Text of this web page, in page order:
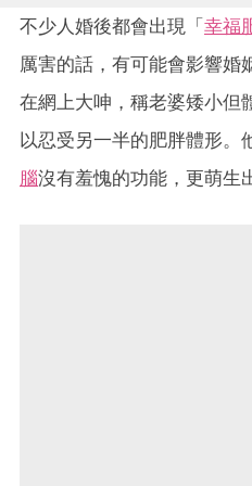
不少人婚後都會出現「幸福
厲害的話，有可能會影響婚
在網上大呻，稱老婆矮小但
以忍受另一半的肥胖體形。
腦沒有羞愧的功能，更萌生